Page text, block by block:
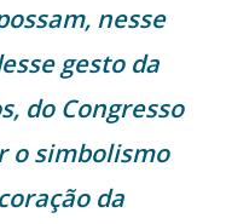
nesse
gesto da
do Congresso
o simbolismo
da